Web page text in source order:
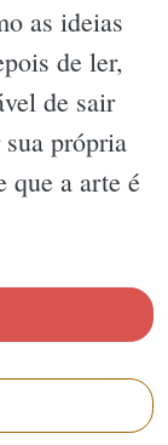
as ideias
de ler,
de sair
própria
que a arte é